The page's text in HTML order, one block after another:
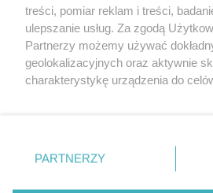
© 2026 Grupa ZPR
treści, pomiar reklam i treści,
ulepszanie usług. Za zgodą
Partnerzy możemy używać
geolokalizacyjnych oraz aktywnie
charakterystykę urządzenia do
zmienić/wycofać klikając przycisk
znajdujący się w lewym dolnym
rodzaje przetwarzania danych nie
PARTNERZY